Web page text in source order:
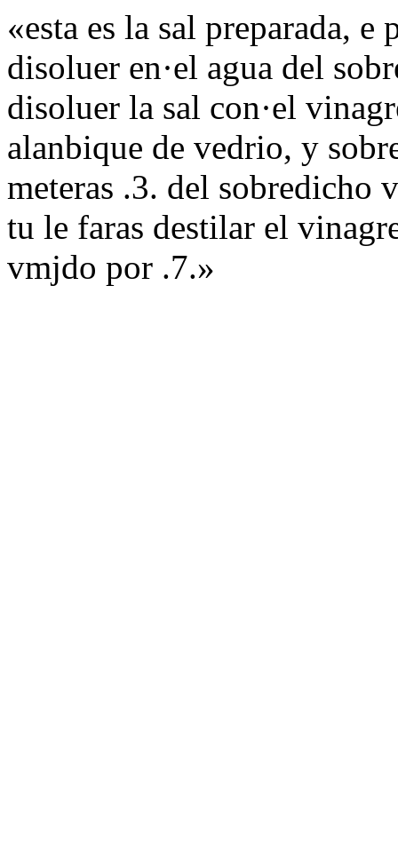
«esta es la sal preparada,
disoluer en·el agua del
disoluer la sal con·el
alanbique de vedrio, y
meteras .3. del sobredicho
tu le faras destilar el
vmjdo por .7.»